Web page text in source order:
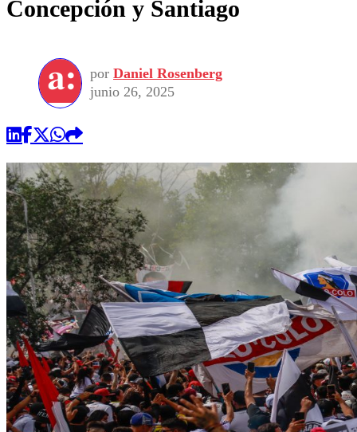
Concepción y Santiago
por Daniel Rosenberg
junio 26, 2025